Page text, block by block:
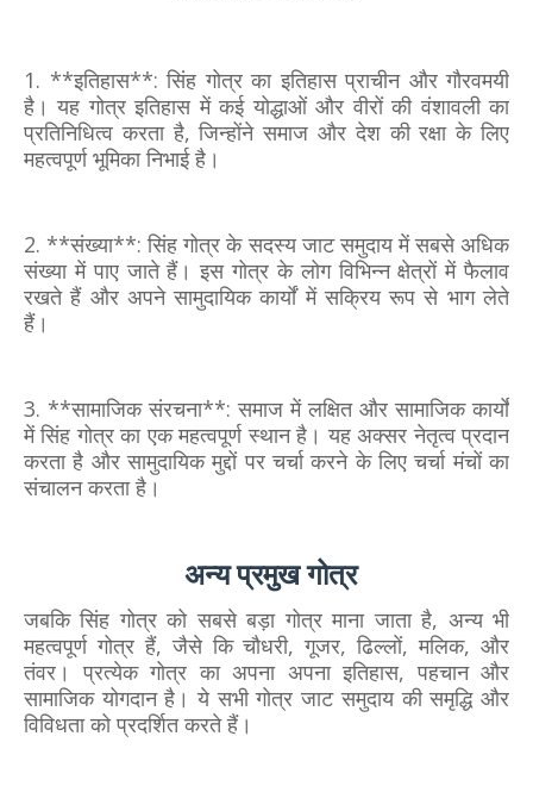
1. **इतिहास**: सिंह गोत्र का इतिहास प्राचीन और गौरवमयी
है। यह गोत्र इतिहास में कई योद्धाओं और वीरों की वंशावली का
प्रतिनिधित्व करता है, जिन्होंने समाज और देश की रक्षा के लिए
महत्वपूर्ण भूमिका निभाई है।
2. **संख्या**: सिंह गोत्र के सदस्य जाट समुदाय में सबसे अधिक
संख्या में पाए जाते हैं। इस गोत्र के लोग विभिन्न क्षेत्रों में फैलाव
रखते हैं और अपने सामुदायिक कार्यों में सक्रिय रूप से भाग लेते
हैं।
3. **सामाजिक संरचना**: समाज में लक्षित और सामाजिक कार्यों
में सिंह गोत्र का एक महत्वपूर्ण स्थान है। यह अक्सर नेतृत्व प्रदान
करता है और सामुदायिक मुद्दों पर चर्चा करने के लिए चर्चा मंचों का
संचालन करता है।
अन्य प्रमुख गोत्र
जबकि सिंह गोत्र को सबसे बड़ा गोत्र माना जाता है, अन्य भी
महत्वपूर्ण गोत्र हैं, जैसे कि चौधरी, गूजर, ढिल्लों, मलिक, और
तंवर। प्रत्येक गोत्र का अपना अपना इतिहास, पहचान और
सामाजिक योगदान है। ये सभी गोत्र जाट समुदाय की समृद्धि और
विविधता को प्रदर्शित करते हैं।